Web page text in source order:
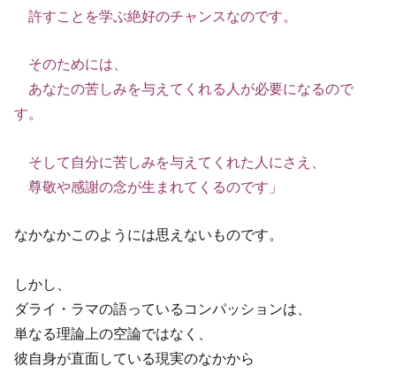
許すことを学ぶ絶好のチャンスなのです。
そのためには、
あなたの苦しみを与えてくれる人が必要になるので
す。
そして自分に苦しみを与えてくれた人にさえ、
尊敬や感謝の念が生まれてくるのです」
なかなかこのようには思えないものです。
しかし、
ダライ・ラマの語っているコンパッションは、
単なる理論上の空論ではなく、
彼自身が直面している現実のなかから